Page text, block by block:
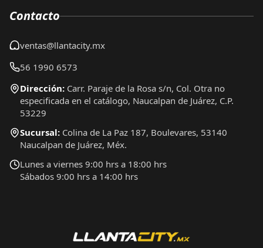
Contacto
ventas@llantacity.mx
56 1990 6573
Dirección: Carr. Paraje de la Rosa s/n, Col. Otra no
especificada en el catálogo, Naucalpan de Juárez, C.P.
53229
Sucursal: Colina de La Paz 187, Boulevares, 53140
Naucalpan de Juárez, Méx.
Lunes a viernes 9:00 hrs a 18:00 hrs
Sábados 9:00 hrs a 14:00 hrs